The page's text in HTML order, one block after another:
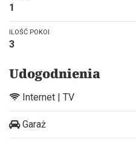
1
ILOŚĆ POKOI
3
Udogodnienia
Internet | TV
Garaż